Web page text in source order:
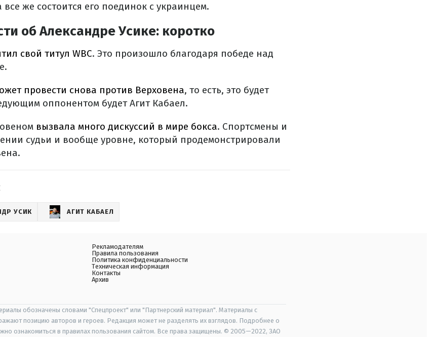
же состоится его поединок с украинцем.
об Александре Усике: коротко
свой титул WBC. Это произошло благодаря победе над
провести снова против Верховена, то есть, это будет
оппонентом будет Агит Кабаел.
вызвала много дискуссий в мире бокса. Спортсмены и
судьи и вообще уровне, который продемонстрировали
УСИК АГИТ КАБАЕЛ
Рекламодателям
Правила пользования
Политика конфиденциальности
Техническая информация
Контакты
Архив
обозначены словами "Спецпроект" или "Партнерский материал". Материалы с
позицию авторов и героев. Редакция может не разделять их взглядов. Подробнее о
ознакомиться в правилах пользования сайтом. Все права защищены. © 2005—2022, ЗАО